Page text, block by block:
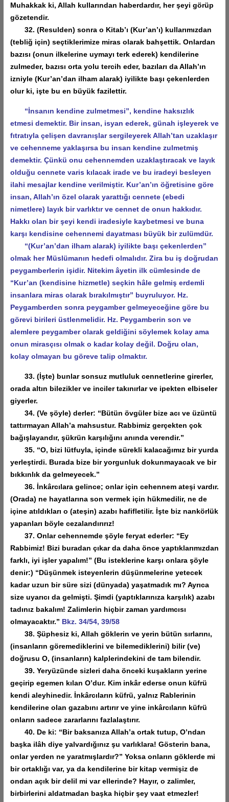
Muhakkak ki, Allah kullarından haberdardır, her şeyi görüp
gözetendir.
32. (Resulden) sonra o Kitab’ı (Kur’an’ı) kullarımızdan
(tebliğ için) seçtiklerimize miras olarak bahşettik. Onlardan
bazısı (onun ilkelerine uymayı terk ederek) kendilerine
zulmeder, bazısı orta yolu tercih eder, bazıları da Allah’ın
izniyle (Kur’an’dan ilham alarak) iyilikte başı çekenlerden
olur ki, işte bu en büyük fazilettir.
“İnsanın kendine zulmetmesi”, kendine haksızlık
etmesi demektir. Bir insan, isyan ederek, günah işleyerek ve
fıtratıyla çelişen davranışlar sergileyerek Allah’tan uzaklaşır
ve cehenneme yaklaşırsa bu insan kendine zulmetmiş
demektir. Çünkü onu cehennemden uzaklaştıracak ve layık
olduğu cennete varis kılacak irade ve bu iradeyi besleyen
ilahi mesajlar kendine verilmiştir. Kur’an’ın öğretisine göre
insan, Allah’ın özel olarak yarattığı cennete (ebedi
nimetlere) layık bir varlıktır ve cennet de onun hakkıdır.
Hakkı olan bir şeyi kendi iradesiyle kaybetmesi ve buna
karşı kendisine cehennemi dayatması büyük bir zulümdür.
“(Kur’an’dan ilham alarak) iyilikte başı çekenlerden”
olmak her Müslümanın hedefi olmalıdır. Zira bu iş doğrudan
peygamberlerin işidir. Nitekim âyetin ilk cümlesinde de
“Kur’an (kendisine hizmetle) seçkin hâle gelmiş erdemli
insanlara miras olarak bırakılmıştır” buyruluyor. Hz.
Peygamberden sonra peygamber gelmeyeceğine göre bu
görevi birileri üstlenmelidir. Hz. Peygamberin son ve
alemlere peygamber olarak geldiğini söylemek kolay ama
onun mirasçısı olmak o kadar kolay değil. Doğru olan,
kolay olmayan bu göreve talip olmaktır.
33. (İşte) bunlar sonsuz mutluluk cennetlerine girerler,
orada altın bilezikler ve inciler takınırlar ve ipekten elbiseler
giyerler.
34. (Ve şöyle) derler: “Bütün övgüler bize acı ve üzüntü
tattırmayan Allah’a mahsustur. Rabbimiz gerçekten çok
bağışlayandır, şükrün karşılığını anında verendir.”
35. “O, bizi lütfuyla, içinde sürekli kalacağımız bir yurda
yerleştirdi. Burada bize bir yorgunluk dokunmayacak ve bir
bıkkınlık da gelmeyecek.”
36. İnkârcılara gelince; onlar için cehennem ateşi vardır.
(Orada) ne hayatlarına son vermek için hükmedilir, ne de
içine atıldıkları o (ateşin) azabı hafifletilir. İşte biz nankörlük
yapanları böyle cezalandırırız!
37. Onlar cehennemde şöyle feryat ederler: “Ey
Rabbimiz! Bizi buradan çıkar da daha önce yaptıklarımızdan
farklı, iyi işler yapalım!” (Bu isteklerine karşı onlara şöyle
denir:) “Düşünmek isteyenlerin düşünmelerine yetecek
kadar uzun bir süre sizi (dünyada) yaşatmadık mı? Ayrıca
size uyarıcı da gelmişti. Şimdi (yaptıklarınıza karşılık) azabı
tadınız bakalım! Zalimlerin hiçbir zaman yardımcısı
olmayacaktır.” Bkz. 34/54, 39/58
38. Şüphesiz ki, Allah göklerin ve yerin bütün sırlarını,
(insanların göremediklerini ve bilemediklerini) bilir (ve)
doğrusu O, (insanların) kalplerindekini de tam bilendir.
39. Yeryüzünde sizleri daha önceki kuşakların yerine
geçirip egemen kılan O’dur. Kim inkâr ederse onun küfrü
kendi aleyhinedir. İnkârcıların küfrü, yalnız Rablerinin
kendilerine olan gazabını artırır ve yine inkârcıların küfrü
onların sadece zararlarını fazlalaştırır.
40. De ki: “Bir baksanıza Allah’a ortak tutup, O’ndan
başka ilâh diye yalvardığınız şu varlıklara! Gösterin bana,
onlar yerden ne yaratmışlardır?” Yoksa onların göklerde mi
bir ortaklığı var, ya da kendilerine bir kitap vermişiz de
ondan açık bir delil mi var ellerinde? Hayır, o zalimler,
birbirlerini aldatmadan başka hiçbir şey vaat etmezler!